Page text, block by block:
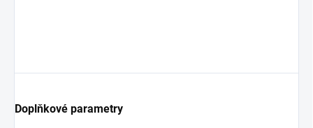
Doplňkové parametry